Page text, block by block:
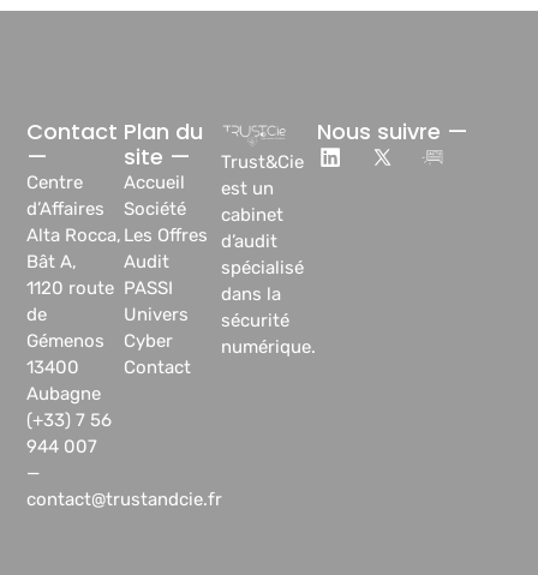
Trust&Cie
est un
cabinet
d’audit
spécialisé
dans la
sécurité
numérique.
Plan du
site —
Accueil
Société
Les Offres
Audit
PASSI
Univers
Cyber
Contact
Contact
—
Centre
d’Affaires
Alta Rocca,
Bât A,
1120 route
de
Gémenos
13400
Aubagne
(+33) 7 56
944 007
—
contact@trustandcie.fr
Nous suivre —